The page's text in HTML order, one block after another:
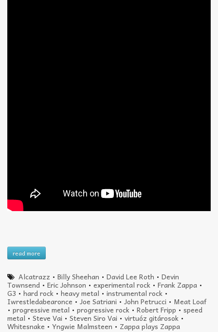
read more
Alcatrazz •Billy Sheehan •David Lee Roth •Devin
Townsend • Eric Johnson • experimental rock • Frank Zappa •
G3 • hard rock • heavy metal• instrumental rock •
Iwrestledabearonce • Joe Satriani • John Petrucci • Meat Loaf
• progressive metal • progressive rock • Robert Fripp • speed
metal• Steve Vai • Steven Siro Vai • virtuóz gitárosok •
Whitesnake • Yngwie Malmsteen • Zappa plays Zappa